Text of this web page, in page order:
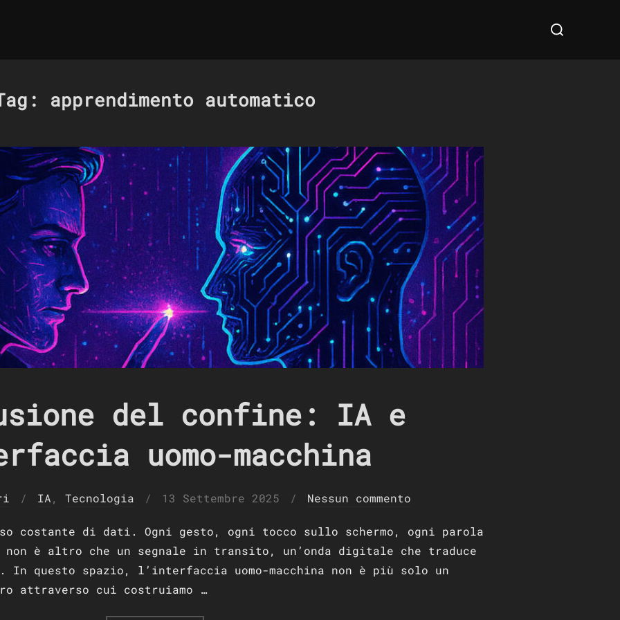
Cerca
per:
apprendimento automatico
del confine: IA e
uomo-macchina
IA, Tecnologia
Pubblicato
13 Settembre 2025 Nessun commento
costante di dati. Ogni gesto, ogni tocco sullo schermo, ogni parola
non è altro che un segnale in transito, un’onda digitale che traduce
questo spazio, l’interfaccia uomo-macchina non è più solo un
cui costruiamo …